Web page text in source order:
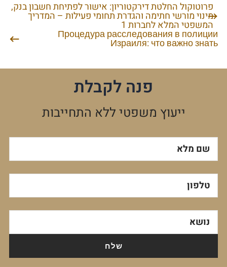
ניווט
פרוטוקול החלטת דירקטוריון: אישור לפתיחת חשבון בנק,
מינוי מורשי חתימה והגדרת תחומי פעילות – המדריך
המשפטי המלא לחברות 1
Процедура расследования в полиции
Израиля: что важно знать
פנה לקבלת
ייעוץ משפטי ללא התחייבות
שם מלא
טלפון
נושא